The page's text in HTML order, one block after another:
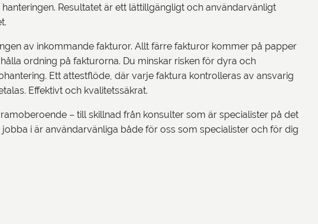
Resultatet är ett lättillgängligt och användarvänligt
av inkommande fakturor. Allt färre fakturor kommer på papper
ordning på fakturorna. Du minskar risken för dyra och
Ett attestflöde, där varje faktura kontrolleras av ansvarig
Effektivt och kvalitetssäkrat.
– till skillnad från konsulter som är specialister på det
i är användarvänliga både för oss som specialister och för dig